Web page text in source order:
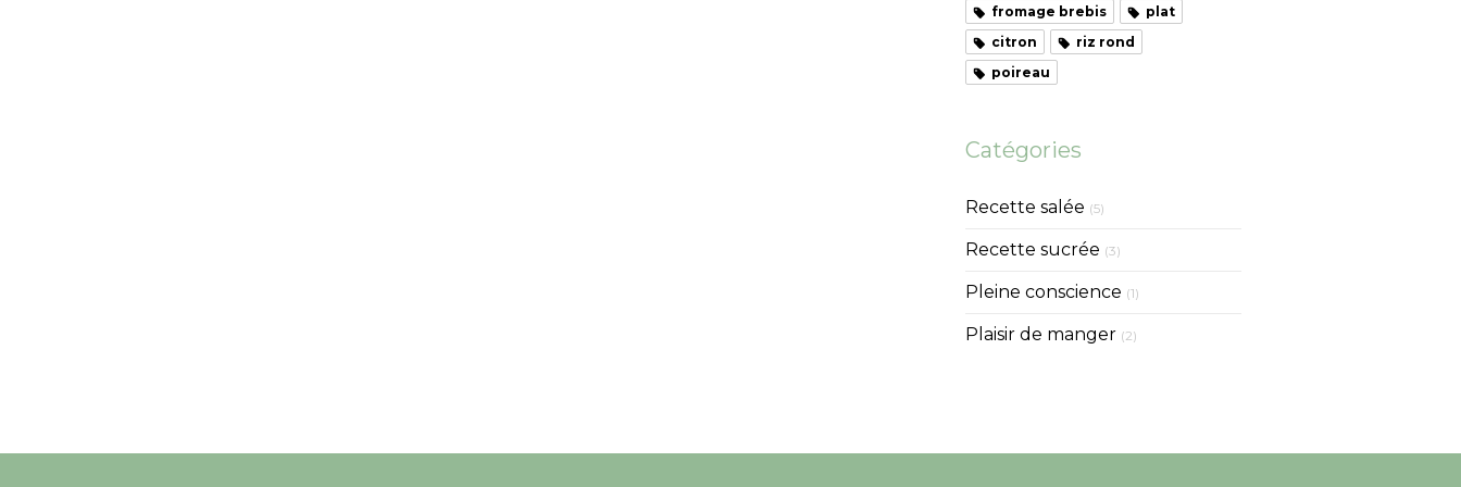
fromage brebis
plat
citron
riz rond
poireau
Catégories
Recette salée (5)
Recette sucrée (3)
Pleine conscience (1)
Plaisir de manger (2)